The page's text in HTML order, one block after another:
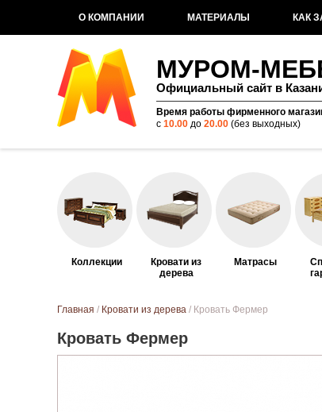
О КОМПАНИИ МАТЕРИАЛЫ КАК
МУРОМ-
Официальный сайт в
Время работы фирменного
с 10.00 до 20.00 (без выходных)
Коллекции
Кровати из
дерева
Матрасы
Вы здесь
Главная / Кровати из дерева / Кровать Фермер
Кровать Фермер